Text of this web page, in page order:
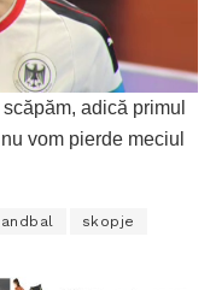
adică primul
vom pierde meciul
skopje